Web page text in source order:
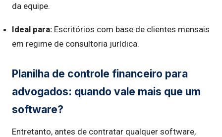
da equipe.
Ideal para: Escritórios com base de clientes mensais
em regime de consultoria jurídica.
Planilha de controle financeiro para
advogados: quando vale mais que um
software?
Entretanto, antes de contratar qualquer software,